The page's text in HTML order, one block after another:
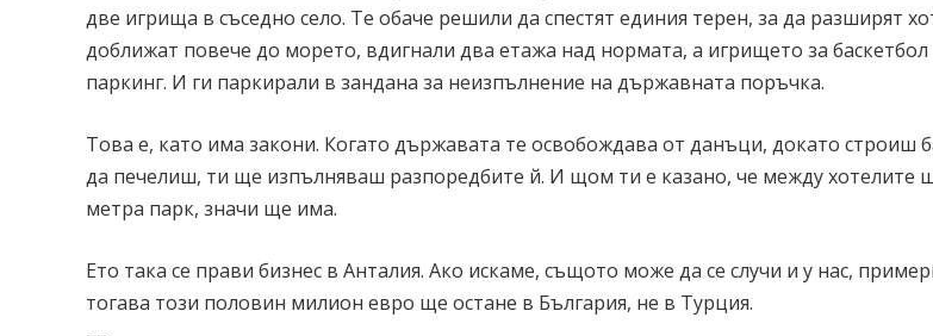
две игрища в съседно село. Те обаче решили да спестят единия терен, за да разширят
доближат повече до морето, вдигнали два етажа над нормата, а игрището за
паркинг. И ги паркирали в зандана за неизпълнение на държавната поръчка.
Това е, като има закони. Когато държавата те освобождава от данъци, докато строиш
да печелиш, ти ще изпълняваш разпоредбите й. И щом ти е казано, че между хотелите
метра парк, значи ще има.
Ето така се прави бизнес в Анталия. Ако искаме, същото може да се случи и у нас,
тогава този половин милион евро ще остане в България, не в Турция.